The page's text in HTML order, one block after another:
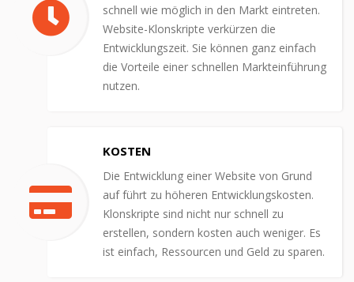
schnell wie möglich in den Markt eintreten.
Website-Klonskripte verkürzen die
Entwicklungszeit. Sie können ganz einfach
die Vorteile einer schnellen Markteinführung
nutzen.
KOSTEN
Die Entwicklung einer Website von Grund
auf führt zu höheren Entwicklungskosten.
Klonskripte sind nicht nur schnell zu
erstellen, sondern kosten auch weniger. Es
ist einfach, Ressourcen und Geld zu sparen.